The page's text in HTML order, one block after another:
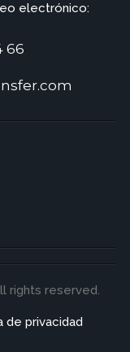
electrónico:
66
rights reserved.
de privacidad